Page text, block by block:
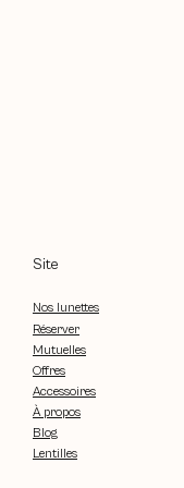
Site
Nos lunettes
Réserver
Mutuelles
Offres
Accessoires
À propos
Blog
Lentilles